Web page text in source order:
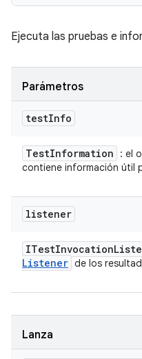
Ejecuta las pruebas e
Parámetros
testInfo
TestInformation : el
contiene información útil
listener
ITestInvocation
Listener de los
Lanza